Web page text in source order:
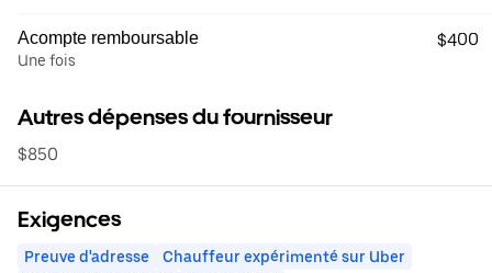
Acompte remboursable
Une fois
$400
Autres dépenses du fournisseur
$850
Exigences
Preuve d'adresse
Chauffeur expérimenté sur Uber